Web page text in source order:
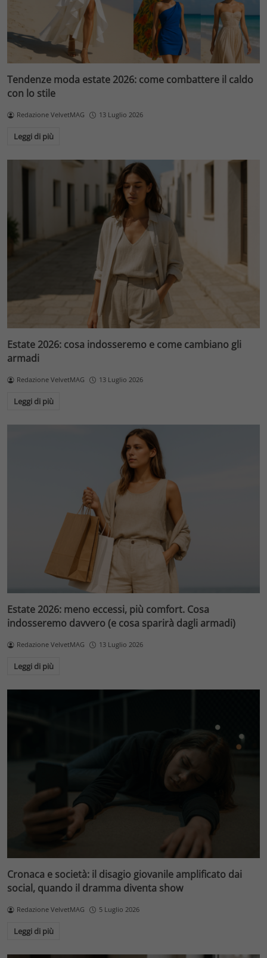
Tendenze moda estate 2026: come combattere il caldo
con lo stile
Redazione VelvetMAG 13 Luglio 2026
Leggi di più
Estate 2026: cosa indosseremo e come cambiano gli
armadi
Redazione VelvetMAG 13 Luglio 2026
Leggi di più
Estate 2026: meno eccessi, più comfort. Cosa
indosseremo davvero (e cosa sparirà dagli armadi)
Redazione VelvetMAG 13 Luglio 2026
Leggi di più
Cronaca e società: il disagio giovanile amplificato dai
social, quando il dramma diventa show
Redazione VelvetMAG 5 Luglio 2026
Leggi di più